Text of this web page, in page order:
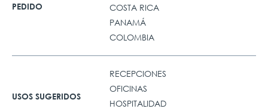
PEDIDO
COSTA RICA
PANAMÁ
COLOMBIA
USOS SUGERIDOS
RECEPCIONES
OFICINAS
HOSPITALIDAD